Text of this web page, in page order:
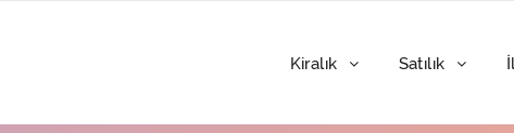
Kiralık Satılık